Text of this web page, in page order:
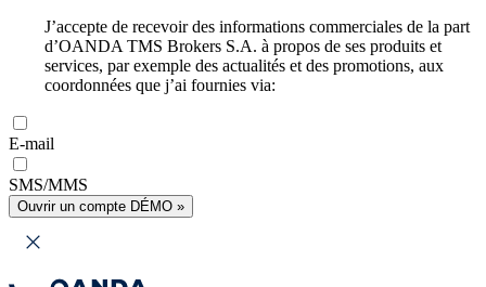
J’accepte de recevoir des informations commerciales de la part
d’OANDA TMS Brokers S.A. à propos de ses produits et
services, par exemple des actualités et des promotions, aux
coordonnées que j’ai fournies via:
E-mail
SMS/MMS
Ouvrir un compte DÉMO »